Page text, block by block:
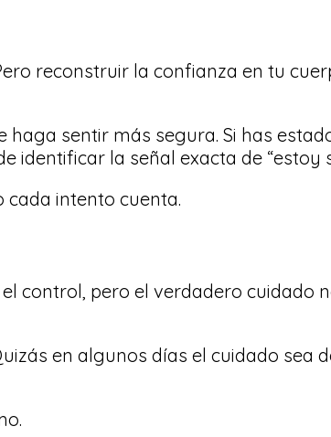
reconstruir la confianza en tu
sentir más segura. Si has
identificar la señal exacta de “estoy
cada intento cuenta.
control, pero el verdadero cuidado
en algunos días el cuidado sea